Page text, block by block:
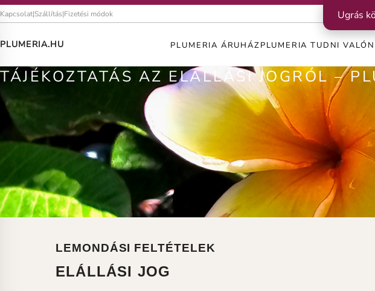
Kapcsolat|Szállítás|Fizetési módok
PLUMERIA.HU PLUMERIA ÁRUHÁZPLUMERIA TUDNI VALÓ
TÁJÉKOZTATÁS AZ ELÁLLÁSI JOGRÓL –
LEMONDÁSI FELTÉTELEK
ELÁLLÁSI JOG
Ugrás